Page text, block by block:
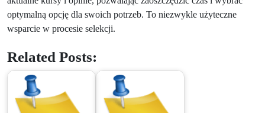
optymalną opcję dla swoich potrzeb. To niezwykle użyteczne
wsparcie w procesie selekcji.
Related Posts: